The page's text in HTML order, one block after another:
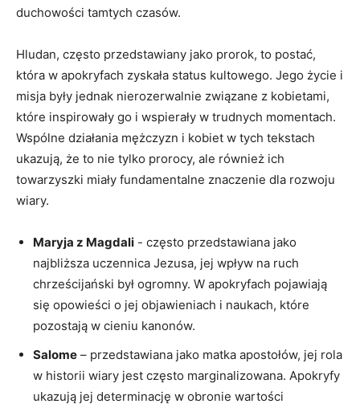
duchowości tamtych czasów.
Hludan, często przedstawiany jako prorok, to postać,
która w apokryfach zyskała status kultowego. Jego życie i
misja były jednak nierozerwalnie związane z ⁢kobietami,
które inspirowały go ‌i wspierały w trudnych momentach.
Wspólne działania mężczyzn‌ i kobiet ⁤w tych tekstach
ukazują, że to ⁣nie tylko prorocy, ale również ich
towarzyszki miały fundamentalne‌ znaczenie dla rozwoju
wiary.
Maryja ​z Magdali -⁤ często przedstawiana jako
najbliższa uczennica Jezusa, jej wpływ na ruch
chrześcijański był ogromny. W apokryfach ⁢pojawiają
się opowieści o jej objawieniach i naukach, ⁤które
pozostają w cieniu kanonów.
Salome – przedstawiana jako matka apostołów, jej rola
w historii ⁣wiary jest często marginalizowana.​ Apokryfy
ukazują jej determinację w obronie wartości